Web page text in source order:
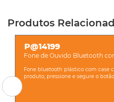
Produtos
P@14199
Fone de Ouvido Bluetooth
Fone bluetooth plástico com case
produto, pressione e segure o